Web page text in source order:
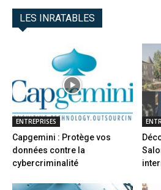
LES INRATABLES
ENTREPRISES
Capgemini : Protège vos
données contre la
cybercriminalité